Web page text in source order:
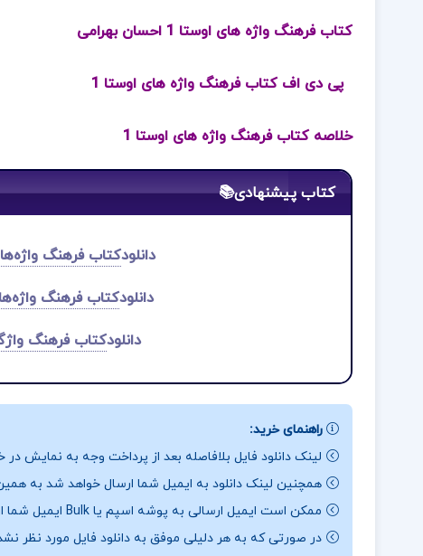
کتاب فرهنگ واژه های اوستا 1 احسان بهرامی
پی دی اف کتاب فرهنگ واژه های اوستا 1
خلاصه کتاب فرهنگ واژه های اوستا 1
کتاب پیشنهادی📚
دانلودکتاب فرهنگ واژه‌های اوستا ۳
دانلودکتاب فرهنگ واژه‌های اوستا ۲
دانلودکتاب فرهنگ
راهنمای خرید:
لینک دانلود فایل بلافاصله بعد از پرداخت وجه به نمایش در
همچنین لینک دانلود به ایمیل شما ارسال خواهد شد به
ممکن است ایمیل ارسالی به پوشه اسپم یا Bulk ایمیل شما ارسال شده باشد.
در صورتی که به هر دلیلی موفق به دانلود فایل مورد نظر